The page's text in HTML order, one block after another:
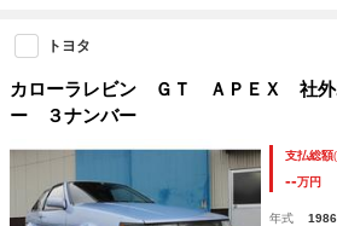
トヨタ
カローラレビン ＧＴ ＡＰＥＸ 社
ー ３ナンバー
支払総額
--万円
年式